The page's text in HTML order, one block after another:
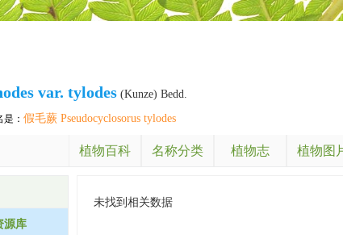
var. tylodes (Kunze) Bedd.
： 假毛蕨 Pseudocyclosorus tylodes
植物百科 名称分类 植物志 植物图
源库
未找到相关数据